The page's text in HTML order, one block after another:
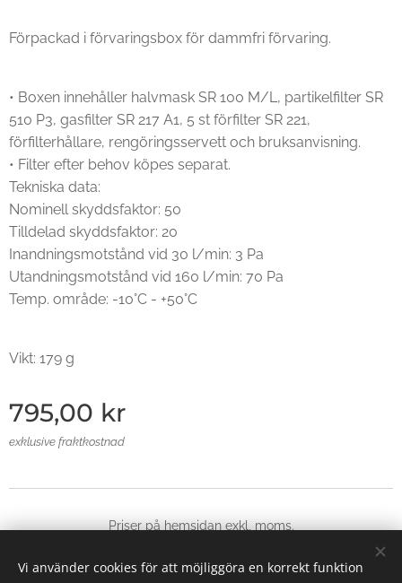
Förpackad i förvaringsbox för dammfri förvaring.
• Boxen innehåller halvmask SR 100 M/L, partikelfilter SR
510 P3, gasfilter SR 217 A1, 5 st förfilter SR 221,
förfilterhållare, rengöringsservett och bruksanvisning.
• Filter efter behov köpes separat.
Tekniska data:
Nominell skyddsfaktor: 50
Tilldelad skyddsfaktor: 20
Inandningsmotstånd vid 30 l/min: 3 Pa
Utandningsmotstånd vid 160 l/min: 70 Pa
Temp. område: -10°C - +50°C
Vikt: 179 g
795,00 kr
exklusive fraktkostnad
Priser på hemsidan exkl, moms.
Webnode
Vi använder cookies för att möjliggöra en korrekt funktion